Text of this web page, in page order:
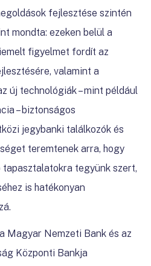
fejlesztése szintén
mondta: ezeken belül a
figyelmet fordít az
valamint a
új technológiák – mint például
– biztonságos
jegybanki találkozók és
teremtenek arra, hogy
tegyünk szert,
is hatékonyan
Magyar Nemzeti Bank és az
Központi Bankja